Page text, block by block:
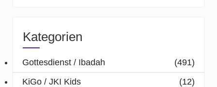
Kategorien
Gottesdienst / Ibadah
(491)
KiGo / JKI Kids
(12)